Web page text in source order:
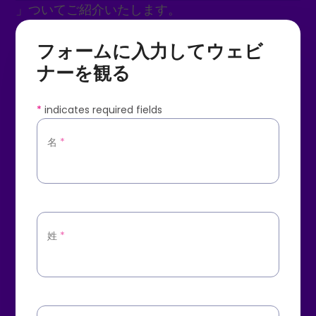
」ついてご紹介いたします。
フォームに入力してウェビ
ナーを観る
* indicates required fields
名 *
姓 *